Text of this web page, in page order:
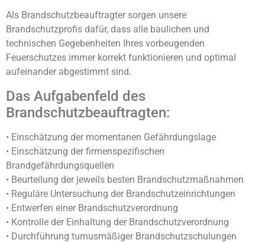
Als Brandschutzbeauftragter sorgen unsere
Brandschutzprofis dafür, dass alle baulichen und
technischen Gegebenheiten Ihres vorbeugenden
Feuerschutzes immer korrekt funktionieren und optimal
aufeinander abgestimmt sind.
Das Aufgabenfeld des
Brandschutzbeauftragten:
• Einschätzung der momentanen Gefährdungslage
• Einschätzung der firmenspezifischen
Brandgefährdungsquellen
• Beurteilung der jeweils besten Brandschutzmaßnahmen
• Reguläre Untersuchung der Brandschutzeinrichtungen
• Entwerfen einer Brandschutzverordnung
• Kontrolle der Einhaltung der Brandschutzverordnung
• Durchführung turnusmäßiger Brandschutzschulungen